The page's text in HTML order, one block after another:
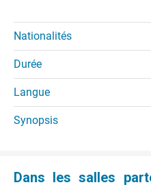
Nationalités
Durée
Langue
Synopsis
Dans les salles